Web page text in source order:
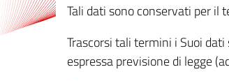
Tali dati sono conservati per il
Trascorsi tali termini i Suoi
espressa previsione di legge